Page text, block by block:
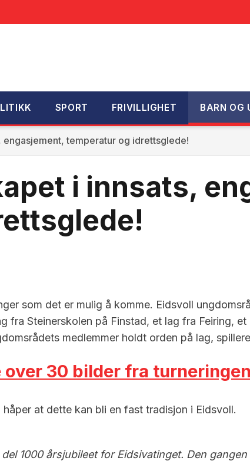
SPORT FRIVILLIGHET BARN OG
engasjement, temperatur og idrettsglede!
i innsats,
som det er mulig å komme. Eidsvoll
fra Steinerskolen på Finstad, et lag fra Feiring,
medlemmer holdt orden på lag,
over 30 bilder fra
at dette kan bli en fast tradisjon i Eidsvoll.
1000 årsjubileet for Eidsivatinget. Den